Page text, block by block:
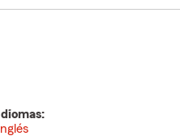
Idiomas:
Inglés